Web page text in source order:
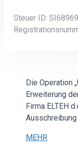
Steuer ID:
Die Operation
Erweiterung
Firma ELTEH
Ausschreibung
MEHR